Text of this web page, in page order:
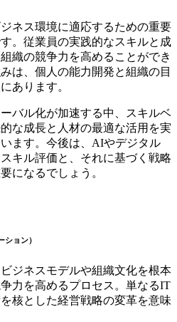
ネス環境に適応するための重要
。従業員の実践的なスキルと成
織の競争力を高めることができ
は、個人の能力開発と組織の目
あります。
バル化が加速する中、スキルベ
な成長と人材の最適な活用を実
ます。今後は、AIやデジタル
キル評価と、それに基づく戦略
になるでしょう。
ション）
ジネスモデルや組織文化を根本
力を高めるプロセス。単なるIT
核とした経営戦略の変革を意味